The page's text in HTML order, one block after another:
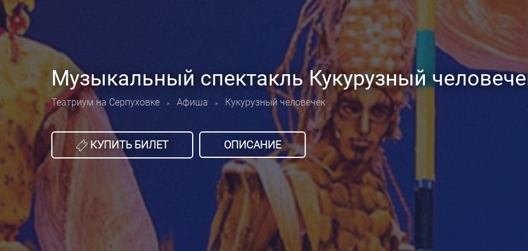
Музыкальный спектакль Кукурузный
Театриум на Серпуховке > Афиша > Кукурузный человечек
КУПИТЬ БИЛЕТ ОПИСАНИЕ